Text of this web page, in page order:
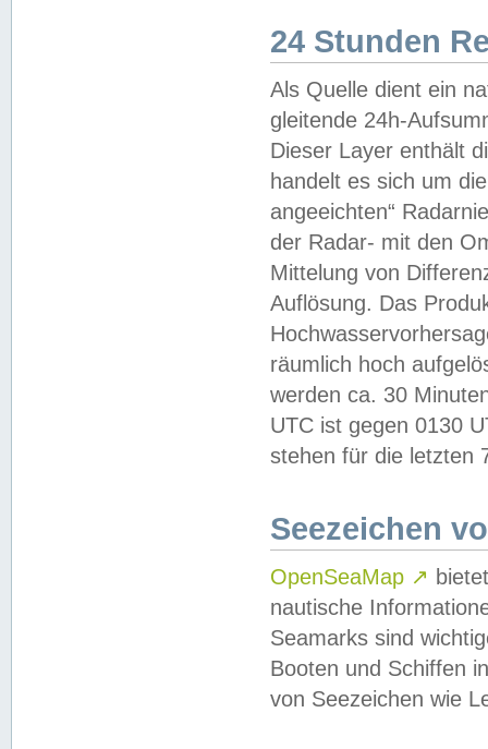
24 Stunden
Als Quelle dient ein
gleitende 24h-
Dieser Layer enthält
handelt es sich um
angeeichten“
der Radar- mit den
Mittelung von
Auflösung. Das
räumlich hoch
werden ca. 30
UTC ist gegen 0130
stehen für die letzten
Seezeichen
OpenSeaMap ↗
nautische
Seamarks sind
Booten und Schiffen
von Seezeichen wie